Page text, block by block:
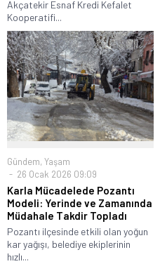
Akçatekir Esnaf Kredi Kefalet
Kooperatifi...
Gündem, Yaşam
26 Ocak 2026 09:09
Karla Mücadelede Pozantı
Modeli: Yerinde ve Zamanında
Müdahale Takdir Topladı
Pozantı ilçesinde etkili olan yoğun
kar yağışı, belediye ekiplerinin
hızlı...